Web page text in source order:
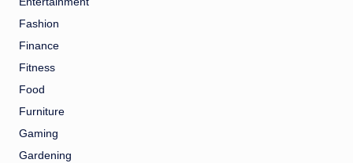
Fashion
Finance
Fitness
Food
Furniture
Gaming
Gardening